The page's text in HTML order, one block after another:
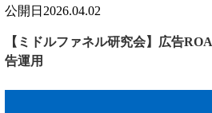
公開日 2026.04.02
【ミドルファネル研究会】広告
告運用